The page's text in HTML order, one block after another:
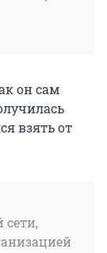
он сам
взять от
сети,